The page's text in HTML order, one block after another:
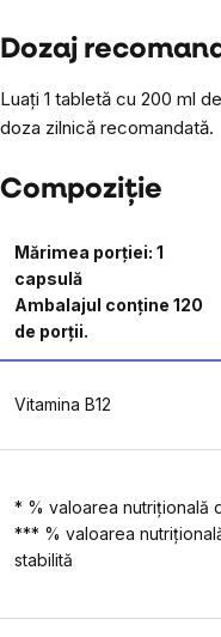
Dozaj
Luați 1 tabletă cu 200 ml
doza zilnică recomandată.
Compoziție
Mărimea porției: 1
capsulă
Ambalajul conține 120
de porții.
Vitamina B12
* % valoarea nutrițională
*** % valoarea
stabilită